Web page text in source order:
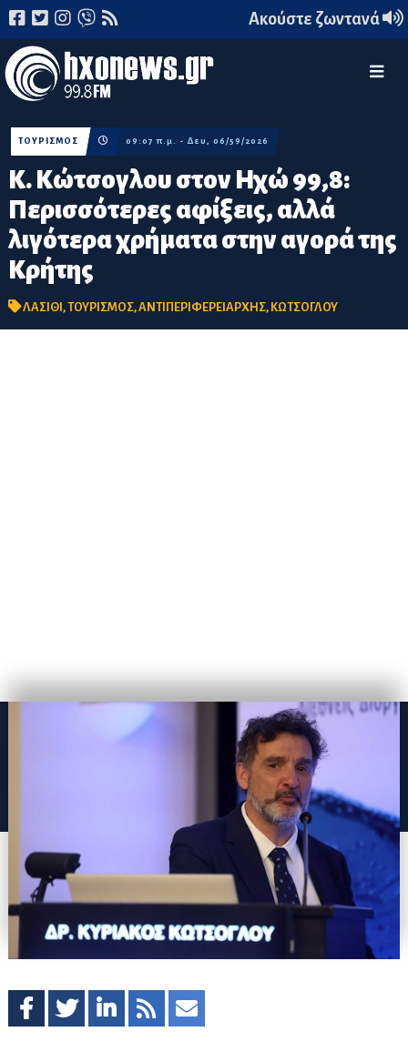
Ακούστε ζωντανά
Κ. Κώτσογλου στον Ηχώ 99,8:
Περισσότερες αφίξεις, αλλά
λιγότερα χρήματα στην αγορά της
Κρήτης
ΤΟΥΡΙΣΜΟΣ 09:07 π.μ. - Δευ, 06/59/2026
ΛΑΣΙΘΙ,ΤΟΥΡΙΣΜΟΣ,ΑΝΤΙΠΕΡΙΦΕΡΕΙΑΡΧΗΣ, ΚΩΤΣΟΓΛΟΥ